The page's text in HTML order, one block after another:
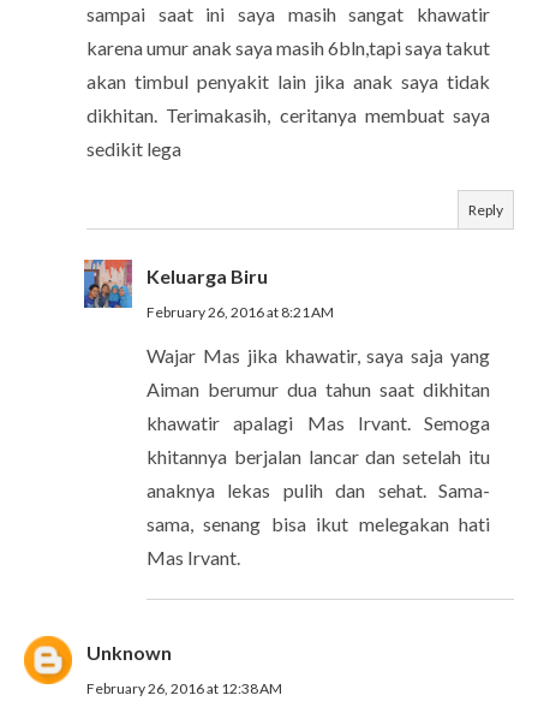
sampai saat ini saya masih sangat khawatir
karena umur anak saya masih 6bln,tapi saya takut
akan timbul penyakit lain jika anak saya tidak
dikhitan. Terimakasih, ceritanya membuat saya
sedikit lega
Reply
Keluarga Biru
February 26, 2016 at 8:21 AM
Wajar Mas jika khawatir, saya saja yang
Aiman berumur dua tahun saat dikhitan
khawatir apalagi Mas Irvant. Semoga
khitannya berjalan lancar dan setelah itu
anaknya lekas pulih dan sehat. Sama-
sama, senang bisa ikut melegakan hati
Mas Irvant.
Unknown
February 26, 2016 at 12:38 AM